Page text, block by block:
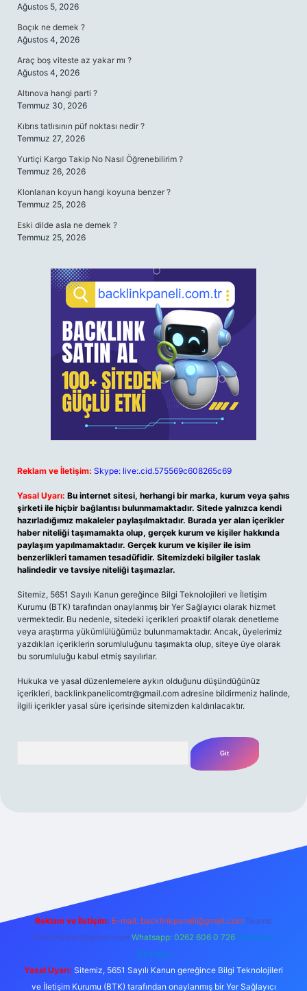
Ağustos 5, 2026
Boçık ne demek ?
Ağustos 4, 2026
Araç boş viteste az yakar mı ?
Ağustos 4, 2026
Altınova hangi parti ?
Temmuz 30, 2026
Kıbrıs tatlısının püf noktası nedir ?
Temmuz 27, 2026
Yurtiçi Kargo Takip No Nasıl Öğrenebilirim ?
Temmuz 26, 2026
Klonlanan koyun hangi koyuna benzer ?
Temmuz 25, 2026
Eski dilde asla ne demek ?
Temmuz 25, 2026
Reklam ve İletişim: Skype: live:.cid.575569c608265c69
Yasal Uyarı: Bu internet sitesi, herhangi bir marka, kurum veya şahıs
şirketi ile hiçbir bağlantısı bulunmamaktadır. Sitede yalnızca kendi
hazırladığımız makaleler paylaşılmaktadır. Burada yer alan içerikler
haber niteliği taşımamakta olup, gerçek kurum ve kişiler hakkında
paylaşım yapılmamaktadır. Gerçek kurum ve kişiler ile isim
benzerlikleri tamamen tesadüfidir. Sitemizdeki bilgiler taslak
halindedir ve tavsiye niteliği taşımazlar.
Sitemiz, 5651 Sayılı Kanun gereğince Bilgi Teknolojileri ve İletişim
Kurumu (BTK) tarafından onaylanmış bir Yer Sağlayıcı olarak hizmet
vermektedir. Bu nedenle, sitedeki içerikleri proaktif olarak denetleme
veya araştırma yükümlülüğümüz bulunmamaktadır. Ancak, üyelerimiz
yazdıkları içeriklerin sorumluluğunu taşımakta olup, siteye üye olarak
bu sorumluluğu kabul etmiş sayılırlar.
Hukuka ve yasal düzenlemelere aykırı olduğunu düşündüğünüz
içerikleri, backlinkpanelicomtr@gmail.com adresine bildirmeniz halinde,
ilgili içerikler yasal süre içerisinde sitemizden kaldırılacaktır.
Reklam ve İletişim: E-mail: backlinkpaneli@gmail.com Teams:
forumhizmeti@gmail.com Whatsapp: 0262 606 0 726 Telegram:
@karabul
Yasal Uyarı: Sitemiz, 5651 Sayılı Kanun gereğince Bilgi Teknolojileri
ve İletişim Kurumu (BTK) tarafından onaylanmış bir Yer Sağlayıcı